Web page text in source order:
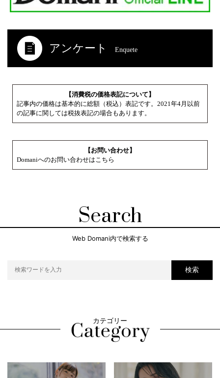
アンケート Enquete
【消費税の価格表記について】
記事内の価格は基本的に総額（税込）表記です。2021年4月以前
の記事に関しては税抜表記の場合もあります。
【お問い合わせ】
Domaniへのお問い合わせはこちら
Search
Web Domani内で検索する
検索
カテゴリー